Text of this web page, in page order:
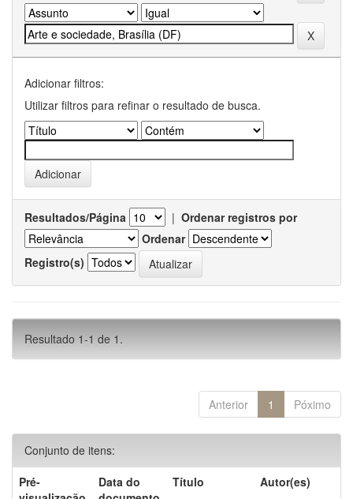
Adicionar filtros:
Utilizar filtros para refinar o resultado de busca.
Resultados/Página | Ordenar registros por
Ordenar
Registro(s)
Resultado 1-1 de 1.
Anterior 1 Póximo
Conjunto de itens:
Pré-
Data do
Título Autor(es)